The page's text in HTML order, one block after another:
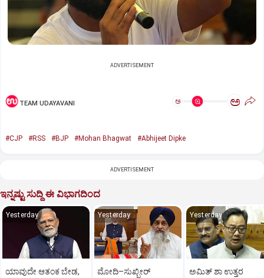
ADVERTISEMENT
TEAM UDAYAVANI ಅ ಅ
#CJP #RSS #BJP #Mohan Bhagwat #Abhijeet Dipke
ADVERTISEMENT
ಇನ್ನಷ್ಟು ಸುದ್ದಿ ಈ ವಿಭಾಗದಿಂದ
Yesterday
ಯಾವುದೇ ಆತಂಕ ಬೇಡ,
Yesterday
ಮೋದಿ–ಸುಖ್ಬೀರ್
Yesterday
ಅಮಿತ್ ಶಾ ಉತ್ತರ